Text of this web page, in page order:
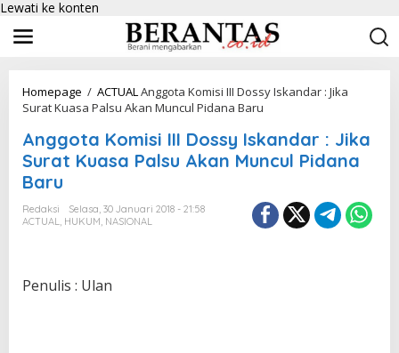
Lewati ke konten
Homepage / ACTUALAnggota Komisi III Dossy Iskandar : Jika
Surat Kuasa Palsu Akan Muncul Pidana Baru
Anggota Komisi III Dossy Iskandar : Jika
Surat Kuasa Palsu Akan Muncul Pidana
Baru
Redaksi
Selasa, 30 Januari 2018 - 21:58
ACTUAL, HUKUM, NASIONAL
Penulis : Ulan